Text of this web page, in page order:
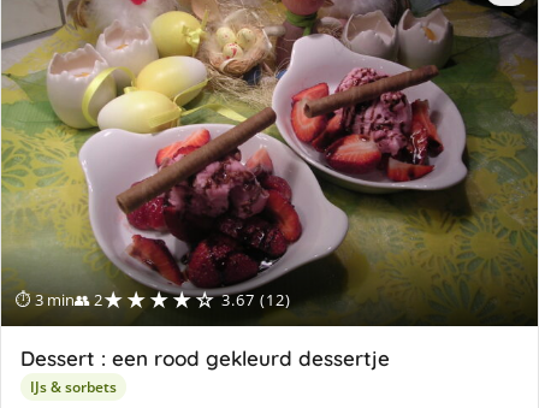
⏱ 3 min👥 2★★★★☆ 3.67 (12)
Dessert : een rood gekleurd dessertje
IJs & sorbets